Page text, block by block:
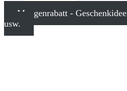
Mengenrabatt -
usw.